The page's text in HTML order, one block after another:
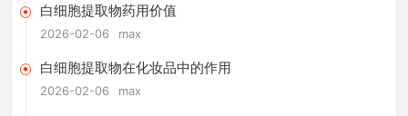
白细胞提取物药用价值
2026-02-06 max
白细胞提取物在化妆品中的作用
2026-02-06 max